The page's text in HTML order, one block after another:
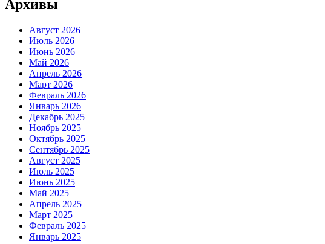
Архивы
Август 2026
Июль 2026
Июнь 2026
Май 2026
Апрель 2026
Март 2026
Февраль 2026
Январь 2026
Декабрь 2025
Ноябрь 2025
Октябрь 2025
Сентябрь 2025
Август 2025
Июль 2025
Июнь 2025
Май 2025
Апрель 2025
Март 2025
Февраль 2025
Январь 2025